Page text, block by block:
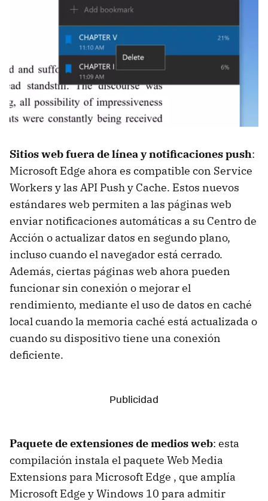
Sitios web fuera de línea y notificaciones push:
Microsoft Edge ahora es compatible con Service
Workers y las API Push y Cache. Estos nuevos
estándares web permiten a las páginas web
enviar notificaciones automáticas a su Centro de
Acción o actualizar datos en segundo plano,
incluso cuando el navegador está cerrado.
Además, ciertas páginas web ahora pueden
funcionar sin conexión o mejorar el
rendimiento, mediante el uso de datos en caché
local cuando la memoria caché está actualizada o
cuando su dispositivo tiene una conexión
deficiente.
Paquete de extensiones de medios web: esta
compilación instala el paquete Web Media
Extensions para Microsoft Edge , que amplía
Microsoft Edge y Windows 10 para admitir